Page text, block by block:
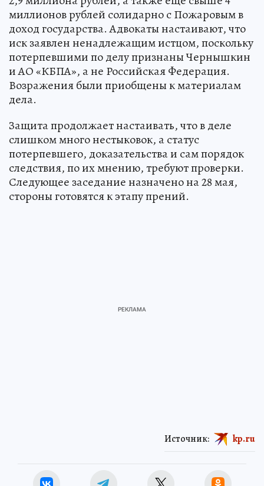
миллионов рублей солидарно с Пожаровым в
доход государства. Адвокаты настаивают, что
иск заявлен ненадлежащим истцом, поскольку
потерпевшими по делу признаны Чернышкин
и АО «КБПА», а не Российская Федерация.
Возражения были приобщены к материалам
дела.
Защита продолжает настаивать, что в деле
слишком много нестыковок, а статус
потерпевшего, доказательства и сам порядок
следствия, по их мнению, требуют проверки.
Следующее заседание назначено на 28 мая,
стороны готовятся к этапу прений.
Источник: kp.ru